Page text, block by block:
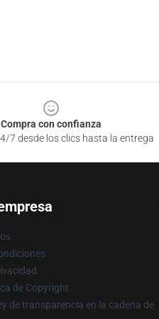
Compra con confianza
7 desde los clics hasta la entrega
de Copyright
de transparencia en la cadena de